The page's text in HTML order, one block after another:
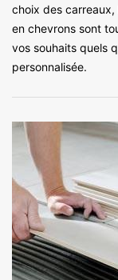
choix des
en chevrons sont
vos souhaits quels
personnalisée.